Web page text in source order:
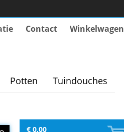
Contact Winkelwagen
Potten Tuindouches
€ 0,00